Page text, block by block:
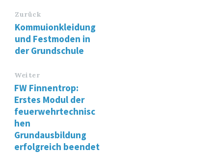
Zurück
Kommuionkleidung
und Festmoden in
der Grundschule
Weiter
FW Finnentrop:
Erstes Modul der
feuerwehrtechnisc
hen
Grundausbildung
erfolgreich beendet